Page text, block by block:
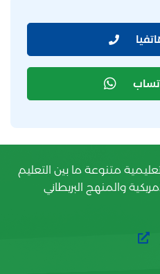
متنوعة ما بين التعليم
والمنهج البريطاني